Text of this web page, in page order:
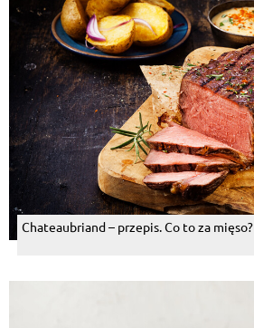
Chateaubriand – przepis. Co to za mięso?